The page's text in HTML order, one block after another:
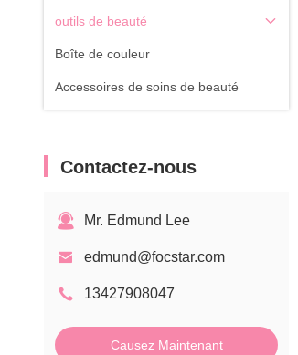
outils de beauté
Boîte de couleur
Accessoires de soins de beauté
Contactez-nous
Mr. Edmund Lee
edmund@focstar.com
13427908047
Causez Maintenant